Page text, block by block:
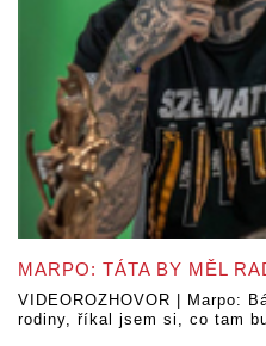
MARPO: TÁTA BY MĚL
VIDEOROZHOVOR | Marpo:
rodiny, říkal jsem si, co tam